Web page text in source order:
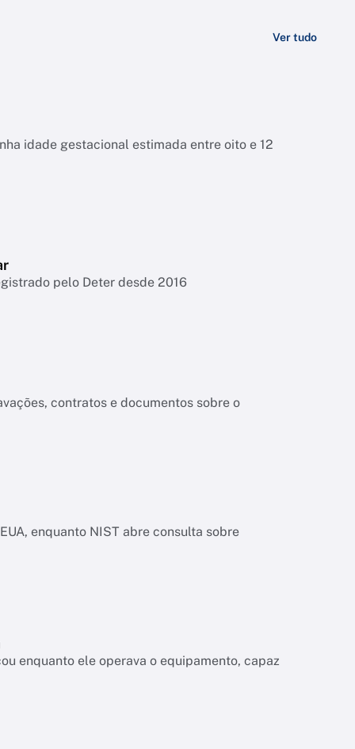
Ver tudo
idade gestacional estimada entre oito e 12
pelo Deter desde 2016
contratos e documentos sobre o
enquanto NIST abre consulta sobre
enquanto ele operava o equipamento, capaz